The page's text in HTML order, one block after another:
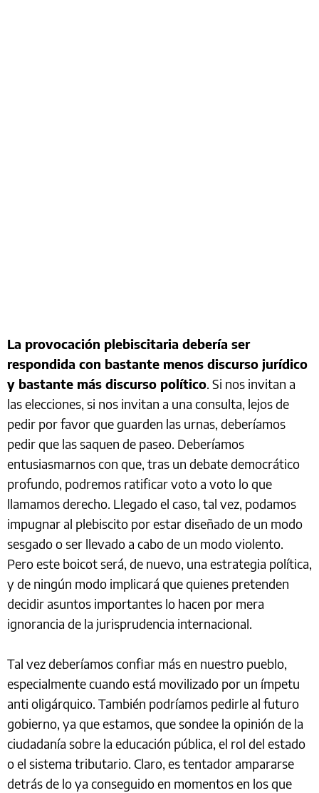
La provocación plebiscitaria debería ser
respondida con bastante menos discurso jurídico
y bastante más discurso político. Si nos invitan a
las elecciones, si nos invitan a una consulta, lejos de
pedir por favor que guarden las urnas, deberíamos
pedir que las saquen de paseo. Deberíamos
entusiasmarnos con que, tras un debate democrático
profundo, podremos ratificar voto a voto lo que
llamamos derecho. Llegado el caso, tal vez, podamos
impugnar al plebiscito por estar diseñado de un modo
sesgado o ser llevado a cabo de un modo violento.
Pero este boicot será, de nuevo, una estrategia política,
y de ningún modo implicará que quienes pretenden
decidir asuntos importantes lo hacen por mera
ignorancia de la jurisprudencia internacional.
Tal vez deberíamos confiar más en nuestro pueblo,
especialmente cuando está movilizado por un ímpetu
anti oligárquico. También podríamos pedirle al futuro
gobierno, ya que estamos, que sondee la opinión de la
ciudadanía sobre la educación pública, el rol del estado
o el sistema tributario. Claro, es tentador ampararse
detrás de lo ya conseguido en momentos en los que